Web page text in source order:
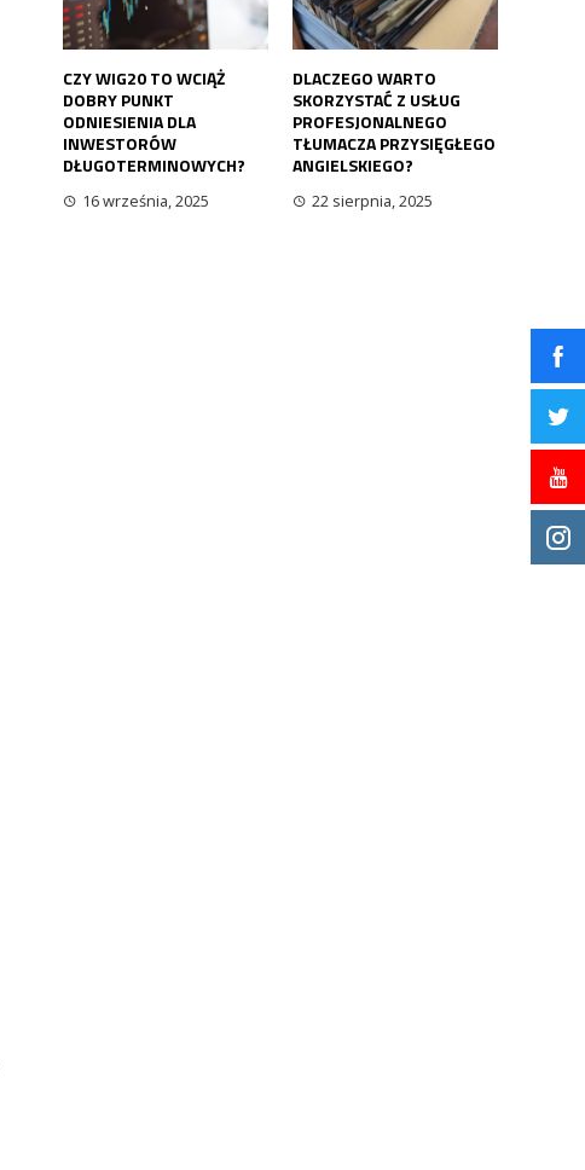
CZY WIG20 TO WCIĄŻ
DOBRY PUNKT
ODNIESIENIA DLA
INWESTORÓW
DŁUGOTERMINOWYCH?
16 września, 2025
DLACZEGO WARTO
SKORZYSTAĆ Z USŁUG
PROFESJONALNEGO
TŁUMACZA PRZYSIĘGŁEGO
ANGIELSKIEGO?
22 sierpnia, 2025